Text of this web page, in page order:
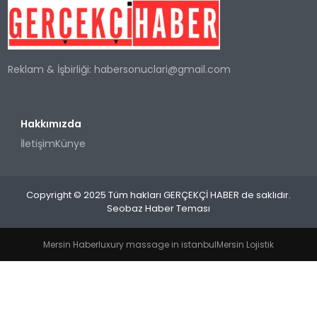
SPOR
TEKNOLOJI
YAŞAM
Reklam & İşbirliği:habersonuclari@gmail.com
Hakkımızda
İletişimKünye
Copyright © 2025 Tüm hakları GERÇEKÇİ HABER de saklıdır.
Seobaz Haber Teması
Mersin Haberluxury massage in istanbulMersin Lojistik